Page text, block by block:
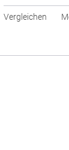
Vergleichen